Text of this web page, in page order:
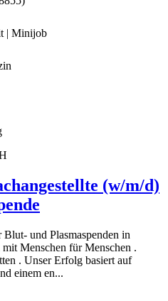
| Minijob
(w/m/d)
und Plasmaspenden in
Menschen für Menschen .
. Unser Erfolg basiert auf
einem en...